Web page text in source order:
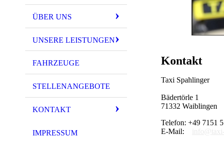
ÜBER UNS
UNSERE LEISTUNGEN
FAHRZEUGE
STELLENANGEBOTE
KONTAKT
IMPRESSUM
Kontakt
Taxi Spahlinger
Bädertörle 1
71332 Waiblingen
Telefon: +49 7151
E-Mail: